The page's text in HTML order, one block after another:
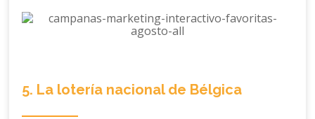
5. La lotería nacional de Bélgica